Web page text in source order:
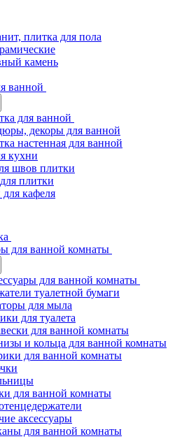
плитка для пола
камень
ванной
для ванной
декоры для ванной
настенная для ванной
кухни
швов плитки
плитки
для кафеля
для ванной комнаты
для ванной комнаты
туалетной бумаги
для мыла
для туалета
для ванной комнаты
и кольца для ванной комнаты
для ванной комнаты
для ванной комнаты
аксессуары
для ванной комнаты